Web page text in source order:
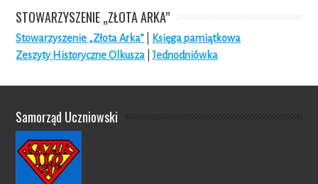
STOWARZYSZENIE „ZŁOTA ARKA”
Stowarzyszenie „Złota Arka”
Księga pamiątkowa
Zeszyty Historyczne Olkusza |Jednodniówka
Samorząd Uczniowski